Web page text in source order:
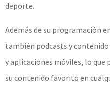
deporte.
Además de su programación
también podcasts y contenido
y aplicaciones móviles, lo que
su contenido favorito en